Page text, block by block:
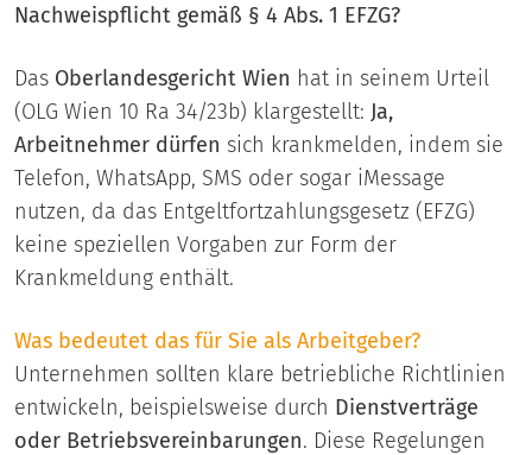
Nachweispflicht gemäß § 4 Abs. 1 EFZG?
Das Oberlandesgericht Wien hat in seinem Urteil
(OLG Wien 10 Ra 34/23b) klargestellt: Ja,
Arbeitnehmer dürfen sich krankmelden, indem sie
Telefon, WhatsApp, SMS oder sogar iMessage
nutzen, da das Entgeltfortzahlungsgesetz (EFZG)
keine speziellen Vorgaben zur Form der
Krankmeldung enthält.
Was bedeutet das für Sie als Arbeitgeber?
Unternehmen sollten klare betriebliche Richtlinien
entwickeln, beispielsweise durch Dienstverträge
oder Betriebsvereinbarungen. Diese Regelungen